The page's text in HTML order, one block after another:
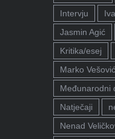
Intervju
Jasmin Agić
Kritika/esej
Marko Vešović
Međunarodni
Natječaji
Nenad